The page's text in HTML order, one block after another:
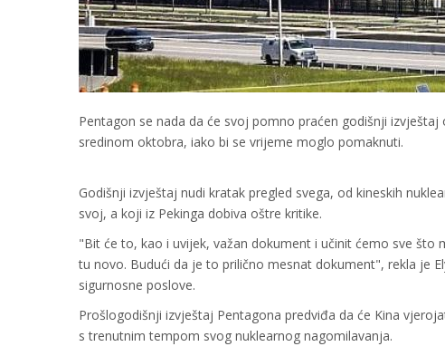
Pentagon se nada da će svoj pomno praćen godišnji
sredinom oktobra, iako bi se vrijeme moglo pomaknuti.
Godišnji izvještaj nudi kratak pregled svega, od kineskih
svoj, a koji iz Pekinga dobiva oštre kritike.
"Bit će to, kao i uvijek, važan dokument i učinit ćemo sve
tu novo. Budući da je to prilično mesnat dokument", rekla je
sigurnosne poslove.
Prošlogodišnji izvještaj Pentagona predviđa da će Kina
s trenutnim tempom svog nuklearnog nagomilavanja.